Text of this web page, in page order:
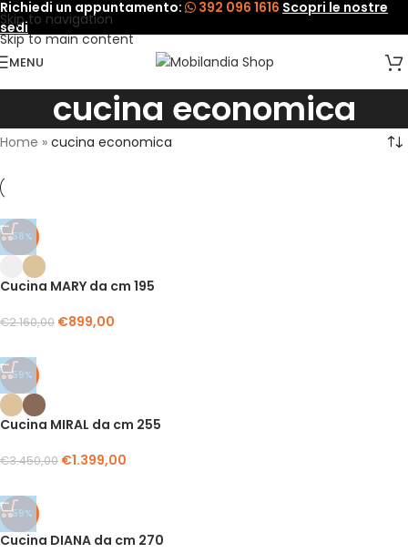
Skip to navigation
Skip to main content
Richiedi un appuntamento: 392 096 1616 Scopri le nostre
sedi
MENU
cucina economica
Home » cucina economica
-58%
Cucina MARY da cm 195
€2.160,00 €899,00
-59%
Cucina MIRAL da cm 255
€3.450,00 €1.399,00
-59%
Cucina DIANA da cm 270